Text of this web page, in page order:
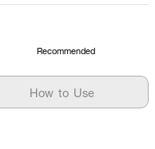
Recommended
How to Use